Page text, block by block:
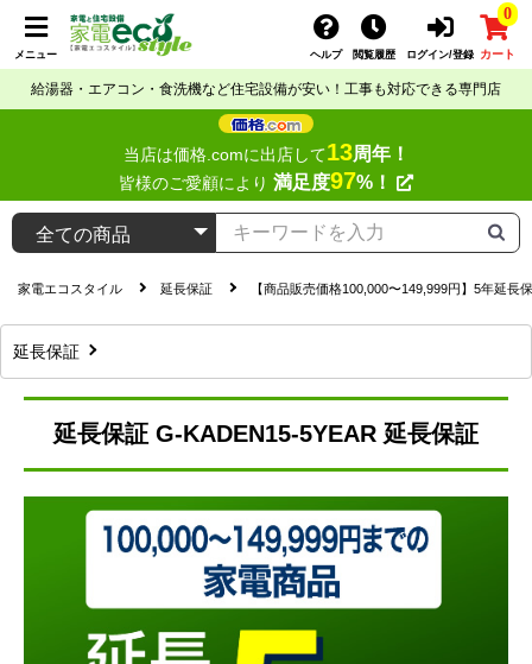
メニュー ヘルプ 閲覧履歴 ログイン/登録
0
カート
給湯器・エアコン・食洗機など住宅設備が安い！工事も対応できる専門店
当店は価格.comに出店して13周年！
皆様のご愛顧により 満足度97%！
家電エコスタイル 延長保証 【商品販売価格100,000〜149,999円】5年延
延長保証
延長保証 G-KADEN15-5YEAR 延長保証